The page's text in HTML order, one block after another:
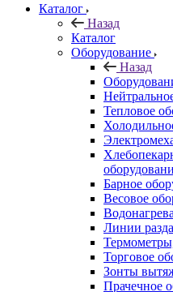
Каталог
Назад
Каталог
Оборудование
Назад
Тепловое
Барное
Весовое
Линии
Торговое
Зонты
Прачечное